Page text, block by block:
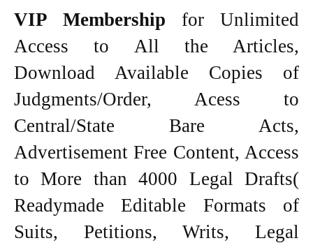
VIP Membership for Unlimited
Access to All the Articles,
Download Available Copies of
Judgments/Order, Acess to
Central/State Bare Acts,
Advertisement Free Content, Access
to More than 4000 Legal Drafts(
Readymade Editable Formats of
Suits, Petitions, Writs, Legal